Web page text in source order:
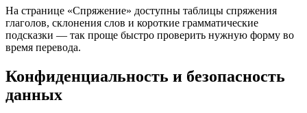
На странице «Спряжение» доступны таблицы спряжения
глаголов, склонения слов и короткие грамматические
подсказки — так проще быстро проверить нужную форму во
время перевода.
Конфиденциальность и безопасность
данных